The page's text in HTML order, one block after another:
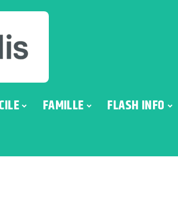
FAMILLE FLASH INFO